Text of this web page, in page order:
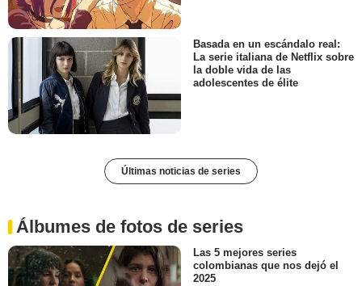
Basada en un escándalo real:
La serie italiana de Netflix sobre
la doble vida de las
adolescentes de élite
Últimas noticias de series
Álbumes de fotos de series
Las 5 mejores series
colombianas que nos dejó el
2025